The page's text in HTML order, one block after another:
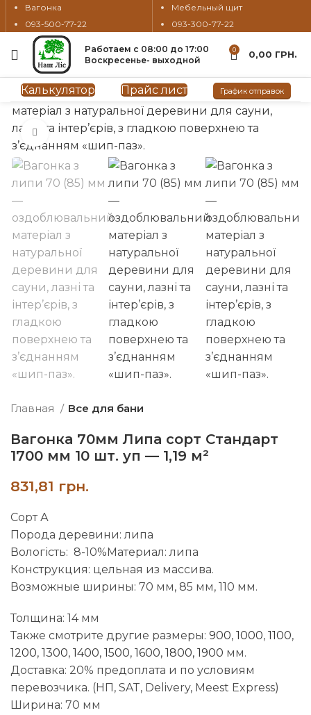
Вагонка
093-500-77-22
Мебельный щит
093-300-77-22
Работаем с 08:00 до 17:00
Воскресенье- выходной
0 0,00 ГРН.
Калькулятор Прайс лист График отправок
нажмите, чтобы увеличить
Главная Все для бани
Вагонка 70мм Липа сорт Стандарт
1700 мм 10 шт. уп — 1,19 м²
грн.
Сорт А
Порода деревини: липа
Вологість: 8-10%Материал: липа
Конструкция: цельная из массива.
Возможные ширины: 70 мм, 85 мм, 110 мм.
Толщина: 14 мм
Также смотрите другие размеры: 900, 1000, 1100,
1200, 1300, 1400, 1500, 1600, 1800, 1900 мм.
Доставка: 20% предоплата и по условиям
перевозчика. (НП, SAT, Delivery, Meest Express)
Ширина: 70 мм